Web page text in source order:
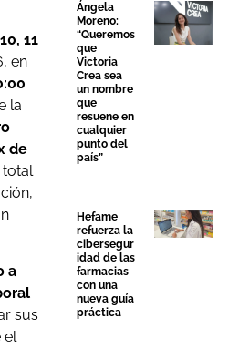
11
en
la
de
total
a
sus
el
Ángela
Moreno:
“Queremos
que
Victoria
Crea sea
un nombre
que
resuene en
cualquier
punto del
país”
Hefame
refuerza la
cibersegur
idad de las
farmacias
con una
nueva guía
práctica